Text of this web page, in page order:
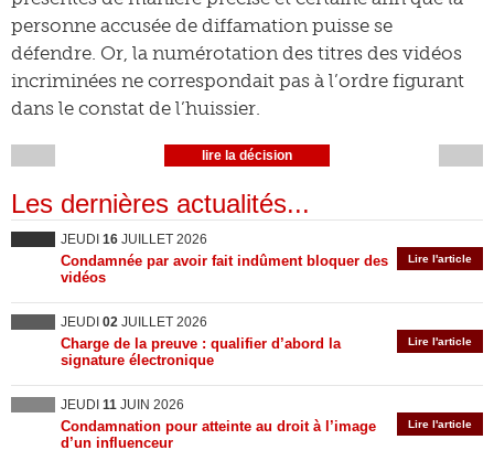
personne accusée de diffamation puisse se
défendre. Or, la numérotation des titres des vidéos
incriminées ne correspondait pas à l’ordre figurant
dans le constat de l’huissier.
lire la décision
Les dernières actualités...
JEUDI 16 JUILLET 2026
Lire l'article
Condamnée par avoir fait indûment bloquer des
vidéos
JEUDI 02 JUILLET 2026
Lire l'article
Charge de la preuve : qualifier d’abord la
signature électronique
JEUDI 11 JUIN 2026
Lire l'article
Condamnation pour atteinte au droit à l’image
d’un influenceur